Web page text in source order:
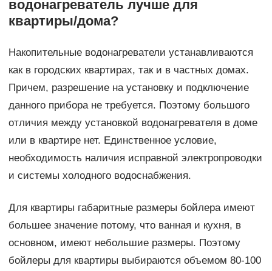
водонагреватель лучше для
квартиры/дома?
Накопительные водонагреватели устанавливаются
как в городских квартирах, так и в частных домах.
Причем, разрешение на установку и подключение
данного прибора не требуется. Поэтому большого
отличия между установкой водонагревателя в доме
или в квартире нет. Единственное условие,
необходимость наличия исправной электропроводки
и системы холодного водоснабжения.
Для квартиры габаритные размеры бойлера имеют
большее значение потому, что ванная и кухня, в
основном, имеют небольшие размеры. Поэтому
бойлеры для квартиры выбираются объемом 80-100